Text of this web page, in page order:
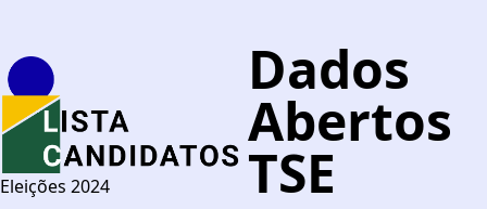
Eleições 2024
Dados
Abertos
TSE